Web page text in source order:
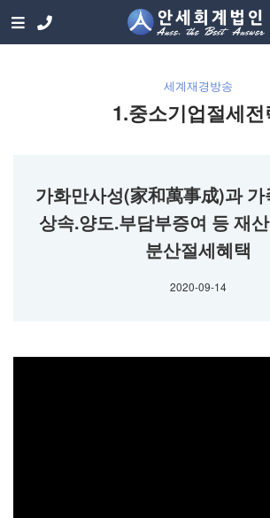
세계재경방송
1.중소기업절세
가화만사성(家和萬事成)과
상속.양도.부담부증여 등 재
분산절세혜택
2020-09-14